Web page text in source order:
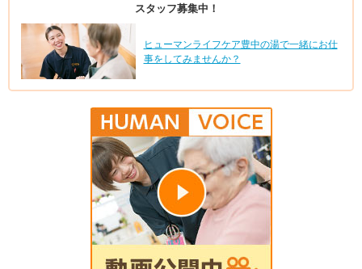
スタッフ募集中！
ヒューマンライフケア豊中の湯で一緒にお仕
事をしてみませんか？